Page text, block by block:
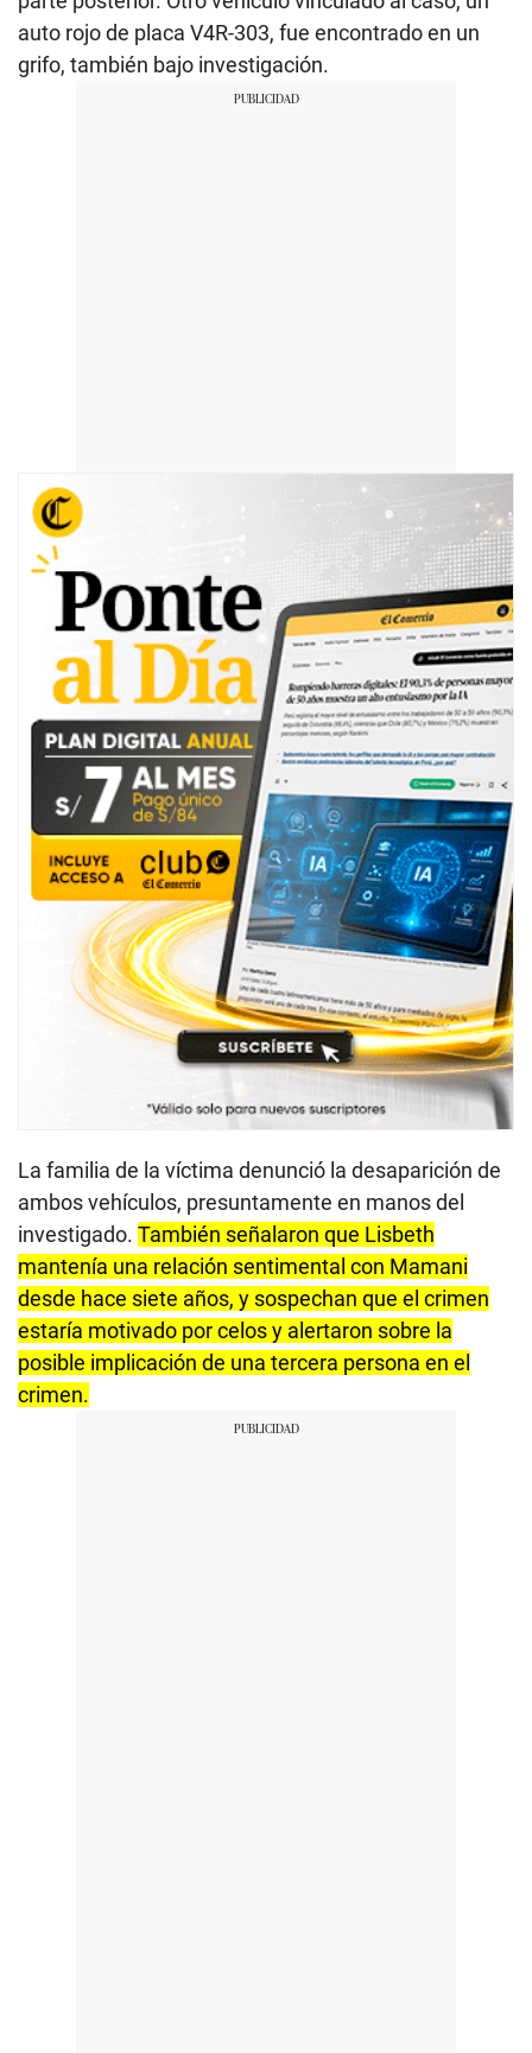
auto rojo de placa V4R-303, fue encontrado en un
grifo, también bajo investigación.
La familia de la víctima denunció la desaparición de
ambos vehículos, presuntamente en manos del
investigado. También señalaron que Lisbeth
mantenía una relación sentimental con Mamani
desde hace siete años, y sospechan que el crimen
estaría motivado por celos y alertaron sobre la
posible implicación de una tercera persona en el
crimen.